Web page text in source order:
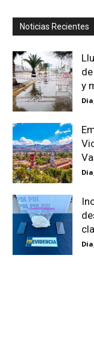
Noticias Recientes
y